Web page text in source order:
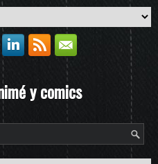
y comics